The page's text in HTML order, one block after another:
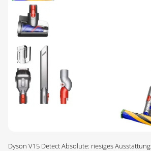
Dyson V15 Detect Absolute: riesiges